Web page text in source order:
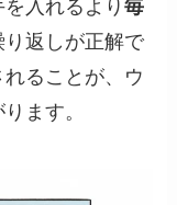
を入れるより毎
り返しが正解で
ることが、ウ
ます。